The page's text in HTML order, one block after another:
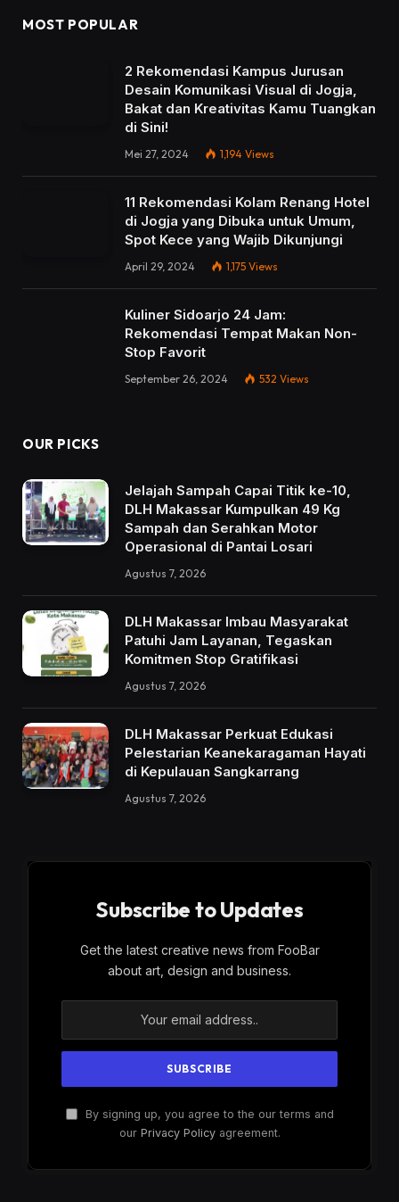
MOST POPULAR
2 Rekomendasi Kampus Jurusan
Desain Komunikasi Visual di Jogja,
Bakat dan Kreativitas Kamu Tuangkan
di Sini!
Mei 27, 2024 1,194 Views
11 Rekomendasi Kolam Renang Hotel
di Jogja yang Dibuka untuk Umum,
Spot Kece yang Wajib Dikunjungi
April 29, 2024 1,175 Views
Kuliner Sidoarjo 24 Jam:
Rekomendasi Tempat Makan Non-
Stop Favorit
September 26, 2024 532 Views
OUR PICKS
Jelajah Sampah Capai Titik ke-10,
DLH Makassar Kumpulkan 49 Kg
Sampah dan Serahkan Motor
Operasional di Pantai Losari
Agustus 7, 2026
DLH Makassar Imbau Masyarakat
Patuhi Jam Layanan, Tegaskan
Komitmen Stop Gratifikasi
Agustus 7, 2026
DLH Makassar Perkuat Edukasi
Pelestarian Keanekaragaman Hayati
di Kepulauan Sangkarrang
Agustus 7, 2026
Subscribe to Updates
Get the latest creative news from FooBar
about art, design and business.
By signing up, you agree to the our terms and
our Privacy Policyagreement.